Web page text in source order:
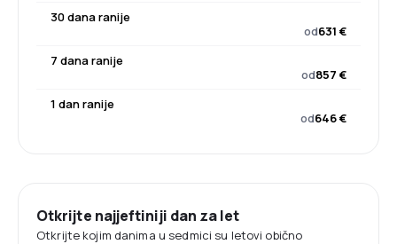
30 dana ranije
od631 €
7 dana ranije
od857 €
1 dan ranije
od646 €
Otkrijte najjeftiniji dan za let
Otkrijte kojim danima u sedmici su letovi obično